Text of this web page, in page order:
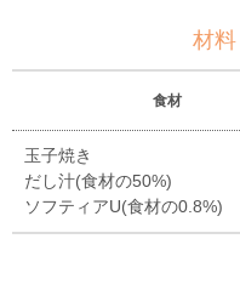
材料
食材
玉子焼き
だし汁(食材の50%)
ソフティアU(食材の0.8%)